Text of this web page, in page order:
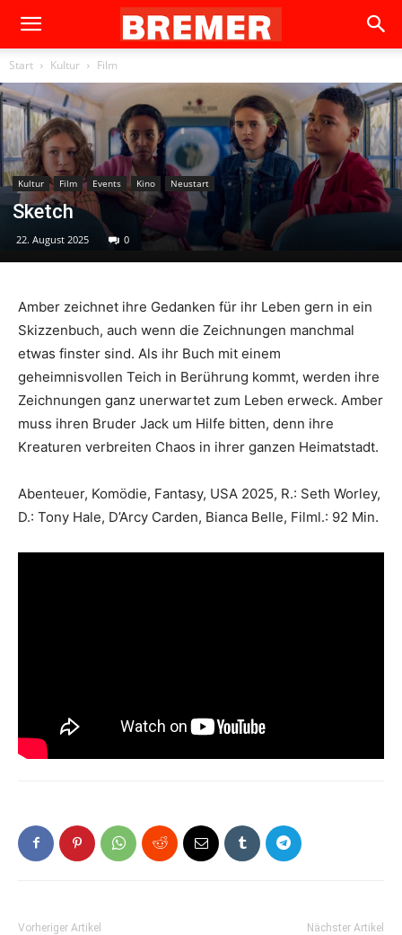
Start Kultur Film
Kultur Film Events Kino Neustart
Sketch
22. August 2025 0
Amber zeichnet ihre Gedanken für ihr Leben gern in ein
Skizzenbuch, auch wenn die Zeichnungen manchmal
etwas finster sind. Als ihr Buch mit einem
geheimnisvollen Teich in Berührung kommt, werden ihre
Zeichnungen ganz unerwartet zum Leben erweck. Amber
muss ihren Bruder Jack um Hilfe bitten, denn ihre
Kreaturen verbreiten Chaos in ihrer ganzen Heimatstadt.
Abenteuer, Komödie, Fantasy, USA 2025, R.: Seth Worley,
D.: Tony Hale, D’Arcy Carden, Bianca Belle, Filml.: 92 Min.
Vorheriger Artikel Nächster Artikel